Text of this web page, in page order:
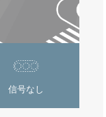
信号なし